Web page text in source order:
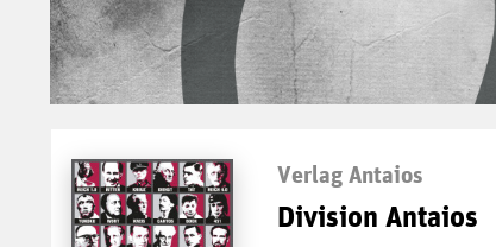
Verlag Antaios
Division Antaios